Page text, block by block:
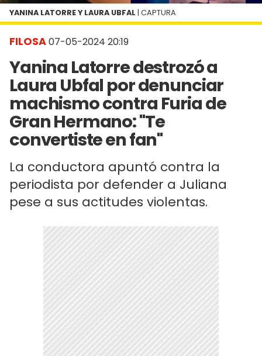
FILOSA07-05-2024 20:19
Yanina Latorre destrozó a
Laura Ubfal por denunciar
machismo contra Furia de
Gran Hermano: "Te
convertiste en fan"
La conductora apuntó contra la
periodista por defender a Juliana
pese a sus actitudes violentas.
YANINA LATORRE Y LAURA UBFAL | CAPTURA